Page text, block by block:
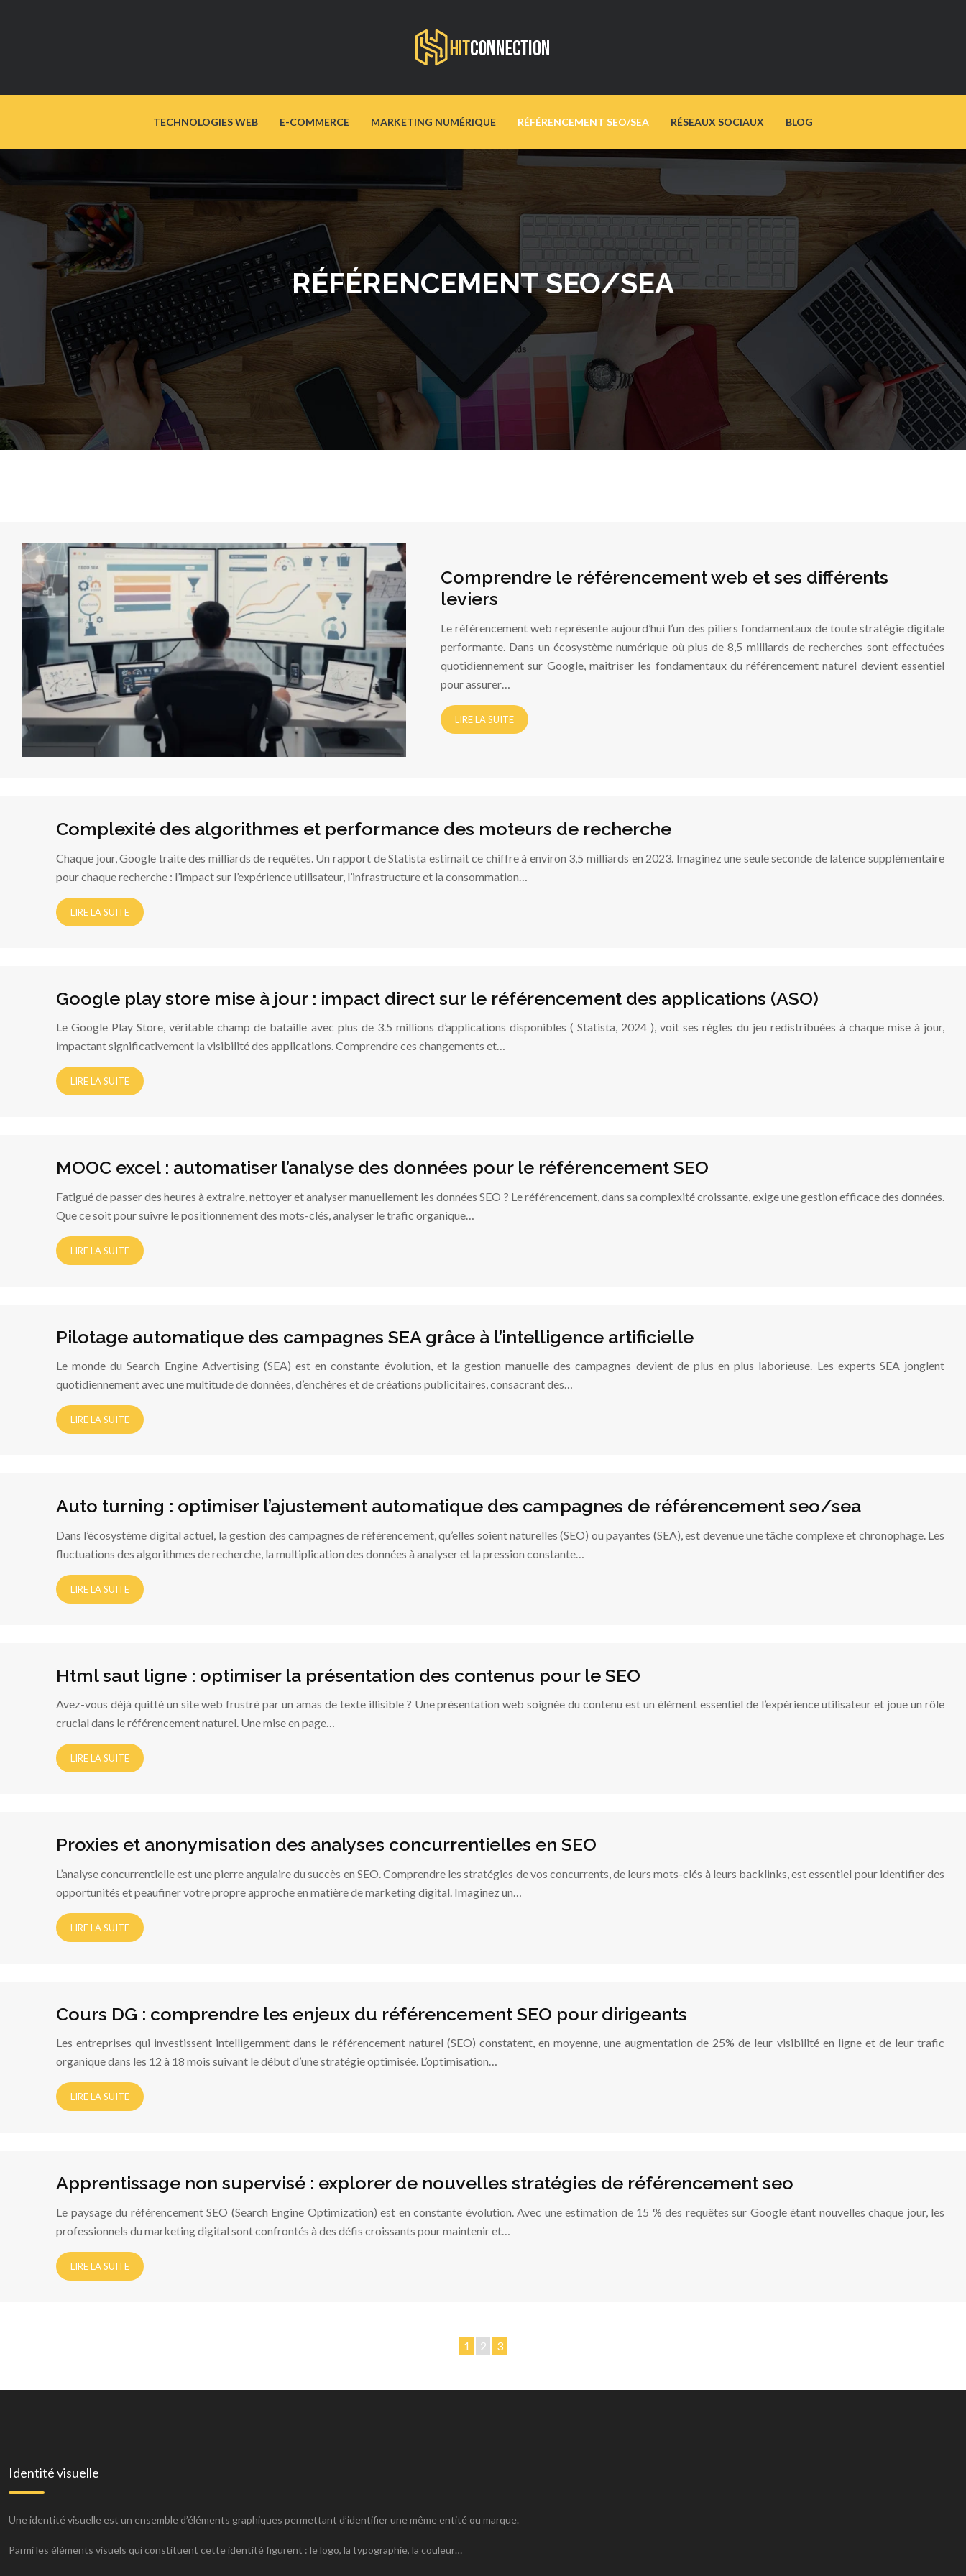
TECHNOLOGIES WEB E-COMMERCE MARKETING NUMÉRIQUE RÉFÉRENCEMENT SEO/SEA RÉSEAUX SOCIAUX BLOG
RÉFÉRENCEMENT SEO/SEA
Comprendre le référencement web et ses différents
leviers
Le référencement web représente aujourd’hui l’un des piliers fondamentaux de toute stratégie digitale
performante. Dans un écosystème numérique où plus de 8,5 milliards de recherches sont effectuées
quotidiennement sur Google, maîtriser les fondamentaux du référencement naturel devient essentiel
pour assurer…
LIRE LA SUITE
Complexité des algorithmes et performance des moteurs de recherche
Chaque jour, Google traite des milliards de requêtes. Un rapport de Statista estimait ce chiffre à environ 3,5 milliards en 2023. Imaginez une seule seconde de latence supplémentaire
pour chaque recherche : l’impact sur l’expérience utilisateur, l’infrastructure et la consommation…
LIRE LA SUITE
Google play store mise à jour : impact direct sur le référencement des applications (ASO)
Le Google Play Store, véritable champ de bataille avec plus de 3.5 millions d’applications disponibles ( Statista, 2024 ), voit ses règles du jeu redistribuées à chaque mise à jour,
impactant significativement la visibilité des applications. Comprendre ces changements et…
LIRE LA SUITE
MOOC excel : automatiser l’analyse des données pour le référencement SEO
Fatigué de passer des heures à extraire, nettoyer et analyser manuellement les données SEO ? Le référencement, dans sa complexité croissante, exige une gestion efficace des données.
Que ce soit pour suivre le positionnement des mots-clés, analyser le trafic organique…
LIRE LA SUITE
Pilotage automatique des campagnes SEA grâce à l’intelligence artificielle
Le monde du Search Engine Advertising (SEA) est en constante évolution, et la gestion manuelle des campagnes devient de plus en plus laborieuse. Les experts SEA jonglent
quotidiennement avec une multitude de données, d’enchères et de créations publicitaires, consacrant des…
LIRE LA SUITE
Auto turning : optimiser l’ajustement automatique des campagnes de référencement seo/sea
Dans l’écosystème digital actuel, la gestion des campagnes de référencement, qu’elles soient naturelles (SEO) ou payantes (SEA), est devenue une tâche complexe et chronophage. Les
fluctuations des algorithmes de recherche, la multiplication des données à analyser et la pression constante…
LIRE LA SUITE
Html saut ligne : optimiser la présentation des contenus pour le SEO
Avez-vous déjà quitté un site web frustré par un amas de texte illisible ? Une présentation web soignée du contenu est un élément essentiel de l’expérience utilisateur et joue un rôle
crucial dans le référencement naturel. Une mise en page…
LIRE LA SUITE
Proxies et anonymisation des analyses concurrentielles en SEO
L’analyse concurrentielle est une pierre angulaire du succès en SEO. Comprendre les stratégies de vos concurrents, de leurs mots-clés à leurs backlinks, est essentiel pour identifier des
opportunités et peaufiner votre propre approche en matière de marketing digital. Imaginez un…
LIRE LA SUITE
Cours DG : comprendre les enjeux du référencement SEO pour dirigeants
Les entreprises qui investissent intelligemment dans le référencement naturel (SEO) constatent, en moyenne, une augmentation de 25% de leur visibilité en ligne et de leur trafic
organique dans les 12 à 18 mois suivant le début d’une stratégie optimisée. L’optimisation…
LIRE LA SUITE
Apprentissage non supervisé : explorer de nouvelles stratégies de référencement seo
Le paysage du référencement SEO (Search Engine Optimization) est en constante évolution. Avec une estimation de 15 % des requêtes sur Google étant nouvelles chaque jour, les
professionnels du marketing digital sont confrontés à des défis croissants pour maintenir et…
LIRE LA SUITE
1 2 3
Identité visuelle
Une identité visuelle est un ensemble d’éléments graphiques permettant d’identifier une même entité ou marque.
Parmi les éléments visuels qui constituent cette identité figurent : le logo, la typographie, la couleur…